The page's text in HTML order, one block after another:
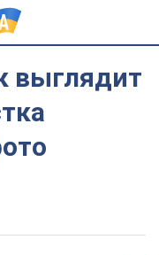
выглядит